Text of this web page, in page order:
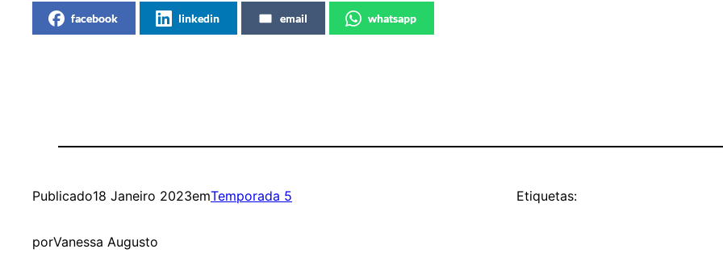
facebook linkedin email whatsapp
Publicado18 Janeiro 2023emTemporada 5
porVanessa Augusto
Etiquetas: